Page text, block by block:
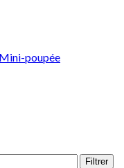
poupée
Filtrer